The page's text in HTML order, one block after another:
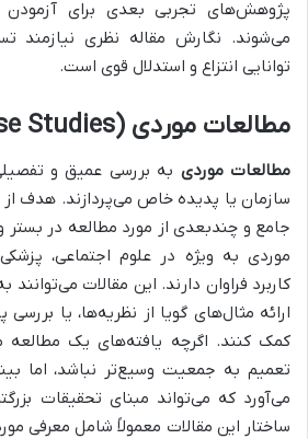
پژوهش‌های تجربی بعدی برای آزمودن
می‌شوند. نگارش مقاله نظری نیازمند
توانایی انتزاع و استدلال قوی است.
مطالعات موردی (Case Studies)
مطالعات موردی به بررسی عمیق و
سازمان یا پدیده خاص می‌پردازند. هدف از
جامع و چندبعدی از مورد مطالعه در
موردی به ویژه در علوم اجتماعی،
کاربرد فراوان دارند. این مقالات
ارائه مثال‌های گویا از نظریه‌ها، یا
کمک کنند. اگرچه یافته‌های یک
تعمیم به جمعیت وسیع‌تر نباشد، اما
می‌آورد که می‌تواند مبنای تحقیقات
ساختار این مقالات معمولاً شامل معرفی